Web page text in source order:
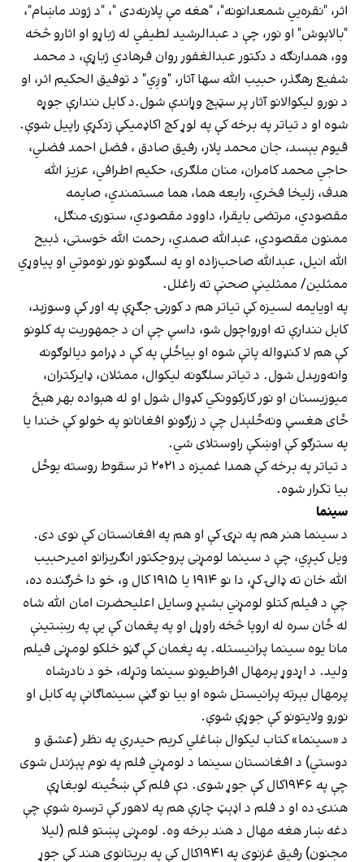
اثر، "نقره‌يي شمعدانونه"، "هغه مې پلارنه‌دی "، "د ژوند ماښام"،
"بالاپوش" او نور، چې د عبدالرشید لطیفي له ژباړو او اثارو څخه
وو، همدارنګه د دکتور عبدالغفور روان فرهادي ژباړې، د محمد
شفیع رهګذر، حبیب الله سها آثار، "وږي" د توفیق الحکیم اثر، او
د نورو لیکوالانو آثار پر سټېج وړاندې شول.د کابل نندارې جوړه
شوه او د تیاتر په برخه کې په لوړ کچ اکاډمیکې زدکړې راپیل شوې.
قیوم بېسد، جان محمد پلار، رفیق صادق ، فضل احمد فضلي،
حاجي محمد کامران، منان ملګری، حکیم اطرافي، عزیز الله
هدف، زلیخا فخري، رابعه هما، هما مستمندي، صایمه
مقصودي، مرتضی بایقرا، داوود مقصودي، ستورۍ منګل،
ممنون مقصودي، عبدالله صمدي، رحمت الله خوستی، ذبیح
الله انیل، عبدالله صاحب‌زاده او په لسګونو نور نوموتي او پیاوړي
ممثلین/ ممثلینې صحنې ته راغلل.
په اویایمه لسیزه کې تیاتر هم د کورنۍ جګړې په اور کې وسوزېد،
کابل نندارې ته اورواچول شو، داسې چې ان د جمهوریت په کلونو
کې هم لا کنډواله پاتې شوه او بیاځلې په کې د ډرامو دیالوګونه
وانه‌ورېدل شول. د تیاتر سلګونه لیکوال، ممثلان، ډایرکتران،
میوزیسنان او نور کارکوونکي کډوال شول او له هېواده بهر هېڅ
ځای هغسې ونه‌ځلېدل چې د زرګونو افغانانو په خولو کې خندا یا
په سترګو کې اوښکې راوستلای شي.
د تیاتر په برخه کې همدا غمیزه د ۲۰۲۱ تر سقوط روسته یوځل
بیا تکرار شوه.
سینما
د سینما هنر هم په نړۍ کې او هم په افغانستان کې نوی دی.
ویل کیږي، چې د سینما لومړنی پروجکتور انګریزانو امیرحبیب
الله خان ته ډالۍ کړ، دا نو ۱۹۱۴ یا ۱۹۱۵ کال و، خو دا څرګنده ده،
چې د فیلم کتلو لومړني بشپړ وسایل اعلیحضرت امان الله شاه
له ځان سره له اروپا څخه راوړل او په پغمان کې یې په ریښتینې
مانا یوه سینما پرانیستله. په پغمان کې ګڼو خلکو لومړنی فیلم
ولید. د اړدوړ پرمهال افراطيونو سینما وتړله، خو د نادرشاه
پرمهال بېرته پرانیستل شوه او بیا نو ګڼې سینماګانې په کابل او
نورو ولایتونو کې جوړې شوې.
د «سینما» کتاب لیکوال ښاغلي کریم حیدري په نظر (عشق و
دوستي) د افغانستان سینما د لومړني فلم په نوم پېژندل شوی
چې په ۱۹۴۶کال کې جوړ شوی. دې فلم کې ښځینه لوبغاړې
هندۍ ده او د فلم د اډېټ چارې هم په لاهور کې ترسره شوې چې
دغه ښار هغه مهال د هند برخه وه. لومړنی پښتو فلم (لیلا
مجنون) رفیق غزنوي په ۱۹۴۱کال کې په بریتانوي هند کې جوړ